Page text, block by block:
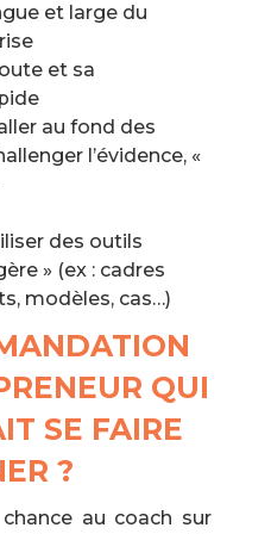
et large du
et sa
au fond des
l’évidence, «
des outils
» (ex : cadres
modèles, cas…)
QUI
SE FAIRE
?
au coach sur